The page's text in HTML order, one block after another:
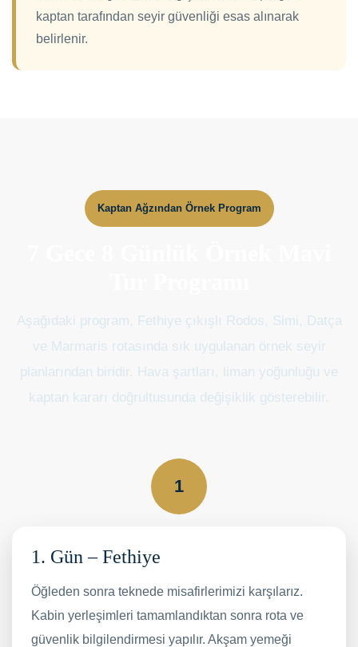
kaptan tarafından seyir güvenliği esas alınarak
belirlenir.
Kaptan Ağzından Örnek Program
Aşağıdaki program, Fethiye çıkışlı Rodos, Simi, Datça
ve Marmaris rotasında sık uygulanan örnek seyir
planlarından biridir. Hava şartları, liman yoğunluğu ve
kaptan kararı doğrultusunda değişiklik gösterebilir.
1
1. Gün – Fethiye
Öğleden sonra teknede misafirlerimizi karşılarız.
Kabin yerleşimleri tamamlandıktan sonra rota ve
güvenlik bilgilendirmesi yapılır. Akşam yemeği